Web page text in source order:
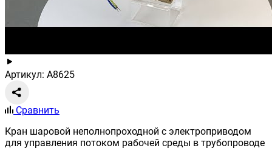
Артикул: A8625
Сравнить
Кран шаровой неполнопроходной с электроприводом
для управления потоком рабочей среды в трубопроводе